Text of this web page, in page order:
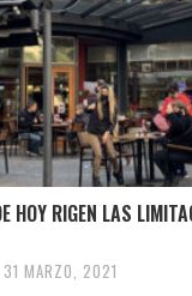
HOY RIGEN LAS
31 MARZO, 2021